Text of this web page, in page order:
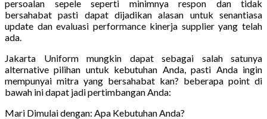
persoalan sepele seperti minimnya respon dan tidak
bersahabat pasti dapat dijadikan alasan untuk senantiasa
update dan evaluasi performance kinerja supplier yang telah
ada.
Jakarta Uniform mungkin dapat sebagai salah satunya
alternative pilihan untuk kebutuhan Anda, pasti Anda ingin
mempunyai mitra yang bersahabat kan? beberapa point di
bawah ini dapat jadi pertimbangan Anda:
Mari Dimulai dengan: Apa Kebutuhan Anda?